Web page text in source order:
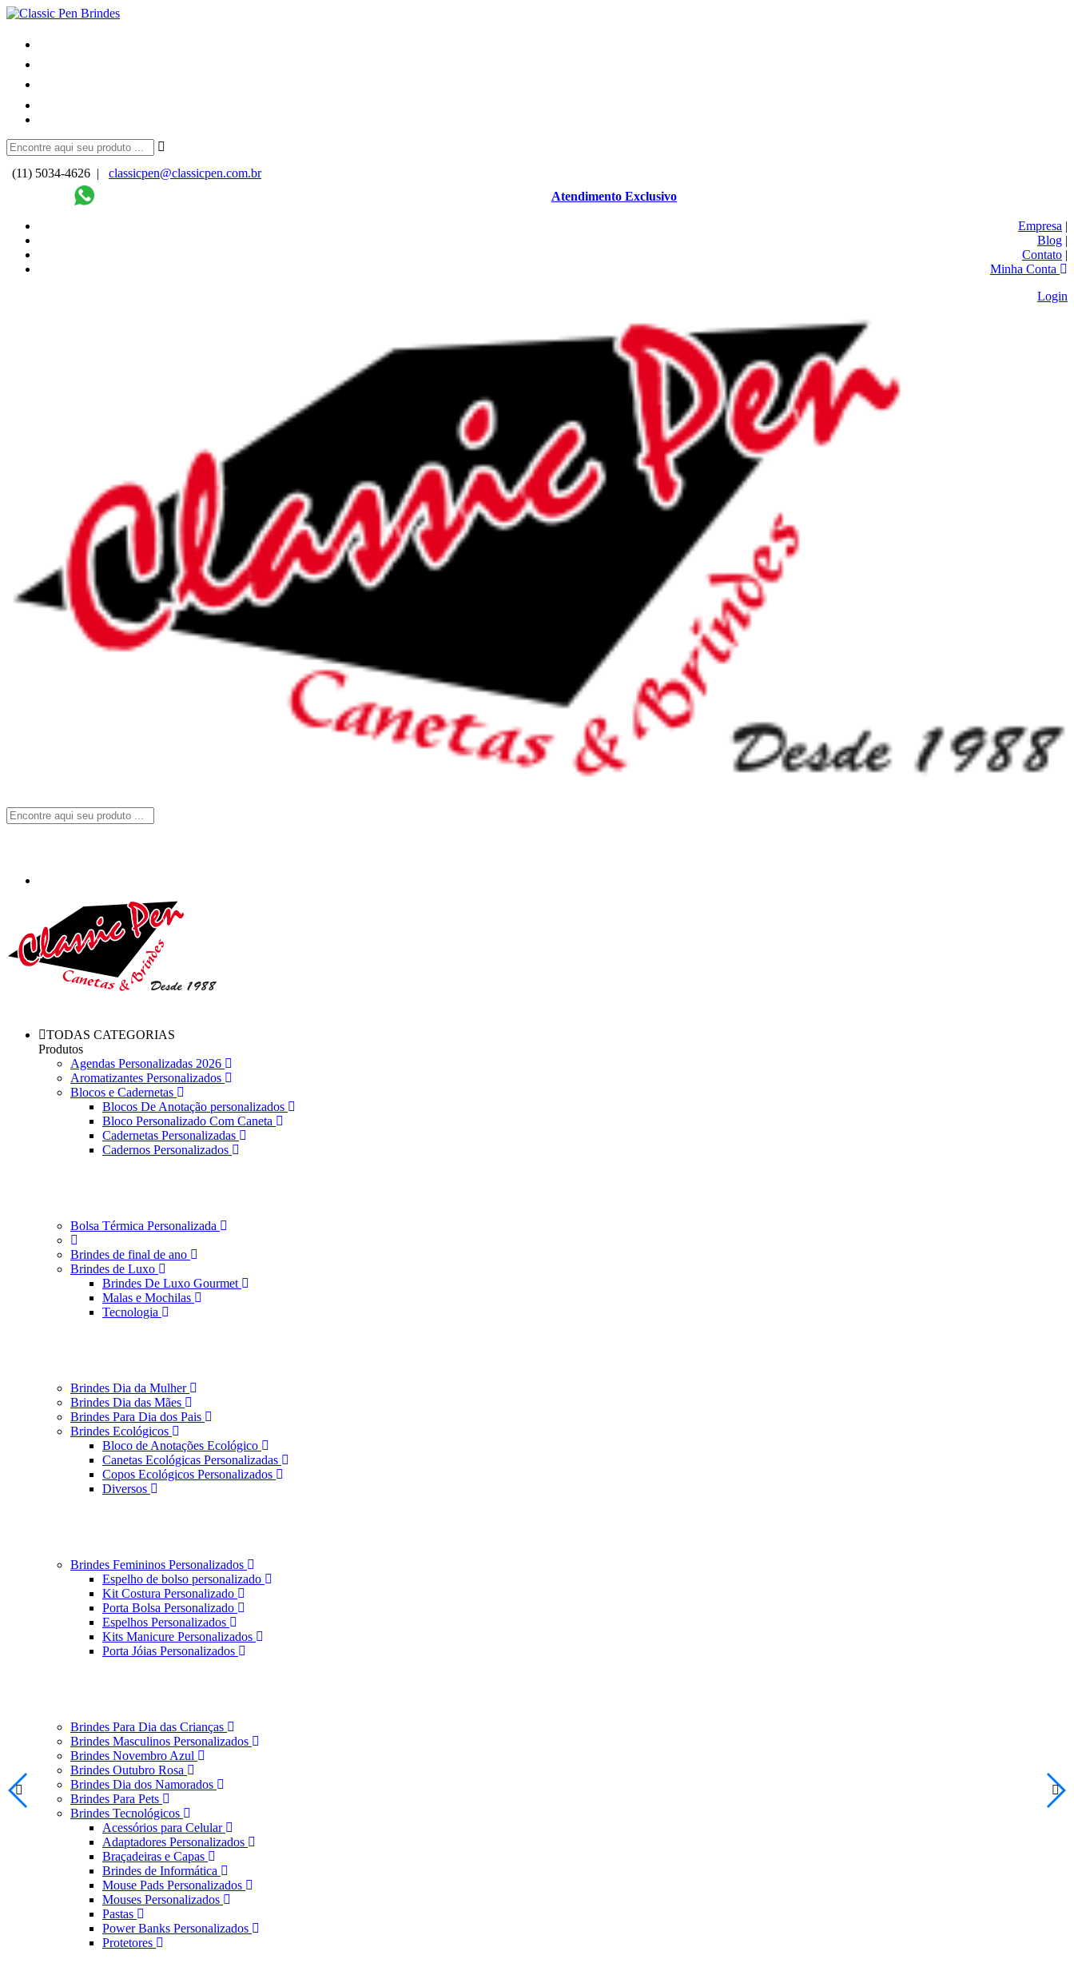
(11) 5034-4626 |
classicpen@classicpen.com.br
Atendimento Exclusivo
Empresa |
Blog |
Contato |
Minha Conta
Login
TODAS CATEGORIAS
Produtos
Agendas Personalizadas 2026
Aromatizantes Personalizados
Blocos e Cadernetas
Blocos De Anotação personalizados
Bloco Personalizado Com Caneta
Cadernetas Personalizadas
Cadernos Personalizados
Bolsa Térmica Personalizada
Brindes de final de ano
Brindes de Luxo
Brindes De Luxo Gourmet
Malas e Mochilas
Tecnologia
Brindes Dia da Mulher
Brindes Dia das Mães
Brindes Para Dia dos Pais
Brindes Ecológicos
Bloco de Anotações Ecológico
Canetas Ecológicas Personalizadas
Copos Ecológicos Personalizados
Diversos
Brindes Femininos Personalizados
Espelho de bolso personalizado
Kit Costura Personalizado
Porta Bolsa Personalizado
Espelhos Personalizados
Kits Manicure Personalizados
Porta Jóias Personalizados
Brindes Para Dia das Crianças
Brindes Masculinos Personalizados
Brindes Novembro Azul
Brindes Outubro Rosa
Brindes Dia dos Namorados
Brindes Para Pets
Brindes Tecnológicos
Acessórios para Celular
Adaptadores Personalizados
Braçadeiras e Capas
Brindes de Informática
Mouse Pads Personalizados
Mouses Personalizados
Pastas
Power Banks Personalizados
Protetores